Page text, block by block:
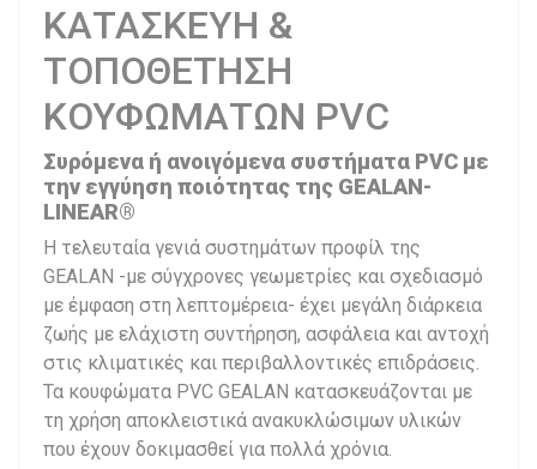
ΚΑΤΑΣΚΕΥΗ &
ΤΟΠΟΘΕΤΗΣΗ
ΚΟΥΦΩΜΑΤΩΝ PVC
Συρόμενα ή ανοιγόμενα συστήματα PVC με
την εγγύηση ποιότητας της GEALAN-
LINEAR®
Η τελευταία γενιά συστημάτων προφίλ της
GEALAN -με σύγχρονες γεωμετρίες και σχεδιασμό
με έμφαση στη λεπτομέρεια- έχει μεγάλη διάρκεια
ζωής με ελάχιστη συντήρηση, ασφάλεια και αντοχή
στις κλιματικές και περιβαλλοντικές επιδράσεις.
Τα κουφώματα PVC GEALAN κατασκευάζονται με
τη χρήση αποκλειστικά ανακυκλώσιμων υλικών
που έχουν δοκιμασθεί για πολλά χρόνια.